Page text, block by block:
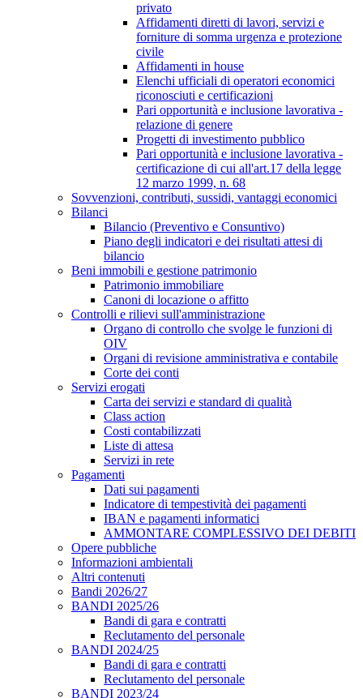
privato
Affidamenti diretti di lavori, servizi e
forniture di somma urgenza e protezione
civile
Affidamenti in house
Elenchi ufficiali di operatori economici
riconosciuti e certificazioni
Pari opportunità e inclusione lavorativa -
relazione di genere
Progetti di investimento pubblico
Pari opportunità e inclusione lavorativa -
certificazione di cui all'art.17 della legge
12 marzo 1999, n. 68
Sovvenzioni, contributi, sussidi, vantaggi economici
Bilanci
Bilancio (Preventivo e Consuntivo)
Piano degli indicatori e dei risultati attesi di
bilancio
Beni immobili e gestione patrimonio
Patrimonio immobiliare
Canoni di locazione o affitto
Controlli e rilievi sull'amministrazione
Organo di controllo che svolge le funzioni di
OIV
Organi di revisione amministrativa e contabile
Corte dei conti
Servizi erogati
Carta dei servizi e standard di qualità
Class action
Costi contabilizzati
Liste di attesa
Servizi in rete
Pagamenti
Dati sui pagamenti
Indicatore di tempestività dei pagamenti
IBAN e pagamenti informatici
AMMONTARE COMPLESSIVO DEI DEBITI
Opere pubbliche
Informazioni ambientali
Altri contenuti
Bandi 2026/27
BANDI 2025/26
Bandi di gara e contratti
Reclutamento del personale
BANDI 2024/25
Bandi di gara e contratti
Reclutamento del personale
BANDI 2023/24